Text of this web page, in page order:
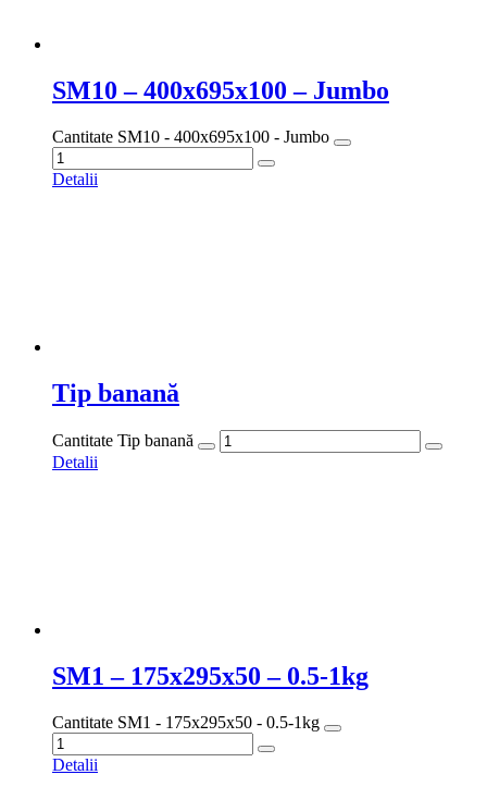
SM10 – 400x695x100 – Jumbo
Cantitate SM10 - 400x695x100 - Jumbo
Detalii
Tip banană
Cantitate Tip banană
Detalii
SM1 – 175x295x50 – 0.5-1kg
Cantitate SM1 - 175x295x50 - 0.5-1kg
Detalii